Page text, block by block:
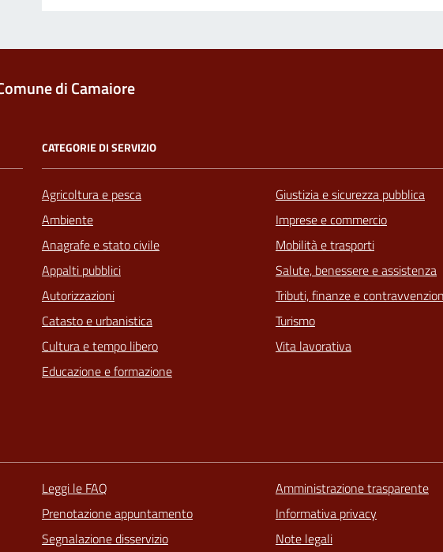
di Camaiore
CATEGORIE DI SERVIZIO
Agricoltura e pesca
Ambiente
Anagrafe e stato civile
Appalti pubblici
Autorizzazioni
Catasto e urbanistica
Cultura e tempo libero
Educazione e formazione
Giustizia e sicurezza pubblica
Imprese e commercio
Mobilità e trasporti
Salute, benessere e assistenza
Tributi, finanze e
Turismo
Vita lavorativa
Leggi le FAQ
Prenotazione appuntamento
Segnalazione disservizio
Amministrazione trasparente
Informativa privacy
Note legali